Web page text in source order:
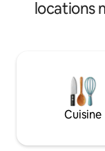
locations
Cuisine